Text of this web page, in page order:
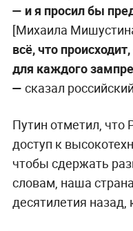
— и я просил бы
[Михаила
всё, что
для каждого
— сказал
Путин отметил,
доступ к
чтобы сдержать
словам, наша
десятилетия назад,